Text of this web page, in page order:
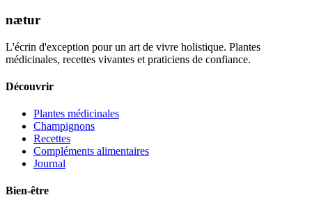
nætur
L'écrin d'exception pour un art de vivre holistique. Plantes
médicinales, recettes vivantes et praticiens de confiance.
Découvrir
Plantes médicinales
Champignons
Recettes
Compléments alimentaires
Journal
Bien-être